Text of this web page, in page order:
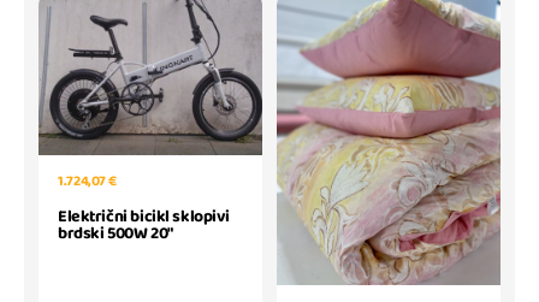
1.724,07 €
Električni bicikl sklopivi
brdski 500W 20"